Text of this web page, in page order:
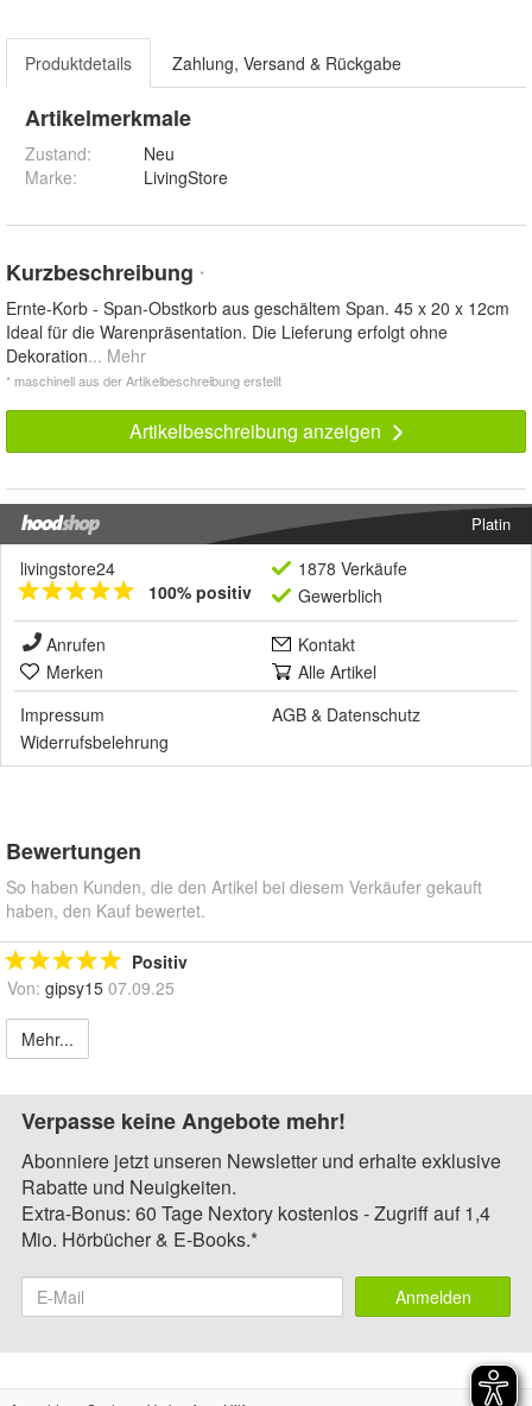
Produktdetails Zahlung, Versand & Rückgabe
Artikelmerkmale
Zustand:
Neu
Marke:
LivingStore
Kurzbeschreibung *
Ernte-Korb - Span-Obstkorb aus geschältem Span. 45 x 20 x 12cm
Ideal für die Warenpräsentation. Die Lieferung erfolgt ohne
Dekoration... Mehr
* maschinell aus der Artikelbeschreibung erstellt
Artikelbeschreibung anzeigen
Platin
livingstore24
100% positiv
1878 Verkäufe
Gewerblich
Anrufen
Kontakt
Merken
Alle Artikel
Impressum
AGB & Datenschutz
Widerrufsbelehrung
Bewertungen
So haben Kunden, die den Artikel bei diesem Verkäufer gekauft
haben, den Kauf bewertet.
Positiv
Von: gipsy15 07.09.25
Mehr...
Verpasse keine Angebote mehr!
Abonniere jetzt unseren Newsletter und erhalte exklusive
Rabatte und Neuigkeiten.
Extra-Bonus: 60 Tage Nextory kostenlos - Zugriff auf 1,4
Mio. Hörbücher & E-Books.*
Anmelden